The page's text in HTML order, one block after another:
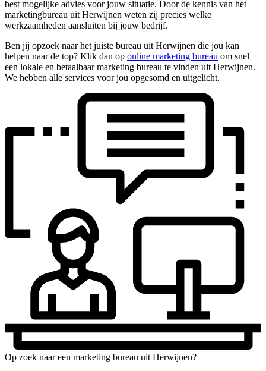
best mogelijke advies voor jouw situatie. Door de kennis van het
marketingbureau uit Herwijnen weten zij precies welke
werkzaamheden aansluiten bij jouw bedrijf.
Ben jij opzoek naar het juiste bureau uit Herwijnen die jou kan
helpen naar de top? Klik dan op online marketing bureau om snel
een lokale en betaalbaar marketing bureau te vinden uit Herwijnen.
We hebben alle services voor jou opgesomd en uitgelicht.
Op zoek naar een marketing bureau uit Herwijnen?